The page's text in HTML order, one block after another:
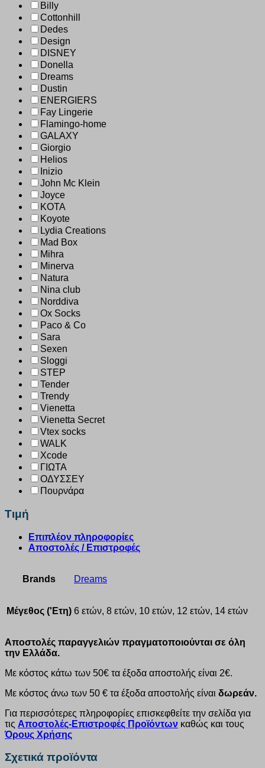
Billy
Cottonhill
Dedes
Design
DISNEY
Donella
Dreams
Dustin
ENERGIERS
Fay Lingerie
Flamingo-home
GALAXY
Giorgio
Helios
Inizio
John Mc Klein
Joyce
KOTA
Koyote
Lydia Creations
Mad Box
Mihra
Minerva
Natura
Nina club
Norddiva
Ox Socks
Paco & Co
Sara
Sexen
Sloggi
STEP
Tender
Trendy
Vienetta
Vienetta Secret
Vtex socks
WALK
Xcode
ΓΙΩΤΑ
ΟΔΥΣΣΕΥ
Πουρνάρα
Τιμή
Επιπλέον πληροφορίες
Αποστολές / Επιστροφές
Brands Dreams
Μέγεθος ('Ετη) 6 ετών, 8 ετών, 10 ετών, 12 ετών, 14 ετών
Αποστολές παραγγελιών πραγματοποιούνται σε όλη
την Ελλάδα.
Με κόστος κάτω των 50€ τα έξοδα αποστολής είναι 2€.
Με κόστος άνω των 50 € τα έξοδα αποστολής είναι δωρεάν.
Για περισσότερες πληροφορίες επισκεφθείτε την σελίδα για
τις Αποστολές-Επιστροφές Προϊόντων καθώς και τους
Όρους Χρήσης
Σχετικά προϊόντα